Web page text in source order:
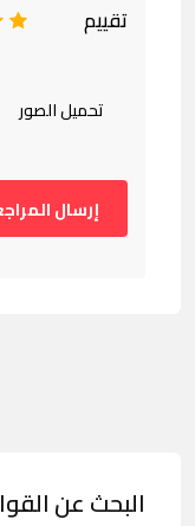
تقييم 5
تحميل الصور
البحث عن